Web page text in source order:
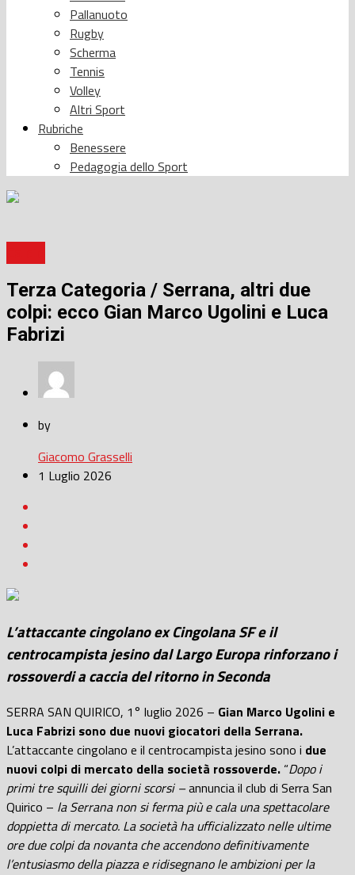
Pallanuoto
Rugby
Scherma
Tennis
Volley
Altri Sport
Rubriche
Benessere
Pedagogia dello Sport
Terza Categoria / Serrana, altri due
colpi: ecco Gian Marco Ugolini e Luca
Fabrizi
by
Giacomo Grasselli
1 Luglio 2026
L’attaccante cingolano ex Cingolana SF e il
centrocampista jesino dal Largo Europa rinforzano i
rossoverdi a caccia del ritorno in Seconda
SERRA SAN QUIRICO, 1° luglio 2026 – Gian Marco Ugolini e
Luca Fabrizi sono due nuovi giocatori della Serrana.
L’attaccante cingolano e il centrocampista jesino sono i due
nuovi colpi di mercato della società rossoverde. “Dopo i
primi tre squilli dei giorni scorsi –annuncia il club di Serra San
Quirico – la Serrana non si ferma più e cala una spettacolare
doppietta di mercato. La società ha ufficializzato nelle ultime
ore due colpi da novanta che accendono definitivamente
l’entusiasmo della piazza e ridisegnano le ambizioni per la